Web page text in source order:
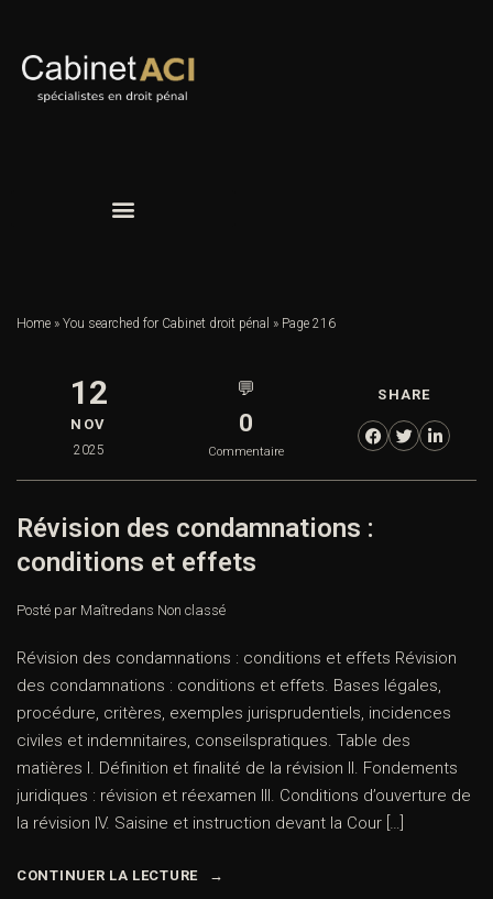
Home » You searched for Cabinet droit pénal » Page 216
12
NOV
2025
💬
0
Commentaire
SHARE
Révision des condamnations :
conditions et effets
Posté par Maîtredans Non classé
Révision des condamnations : conditions et effets Révision
des condamnations : conditions et effets. Bases légales,
procédure, critères, exemples jurisprudentiels, incidences
civiles et indemnitaires, conseilspratiques. Table des
matières I. Définition et finalité de la révision II. Fondements
juridiques : révision et réexamen III. Conditions d’ouverture de
la révision IV. Saisine et instruction devant la Cour […]
CONTINUER LA LECTURE